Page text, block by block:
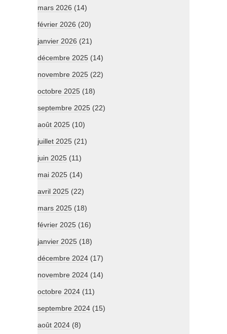
mars 2026 (14)
février 2026 (20)
janvier 2026 (21)
décembre 2025 (14)
novembre 2025 (22)
octobre 2025 (18)
septembre 2025 (22)
août 2025 (10)
juillet 2025 (21)
juin 2025 (11)
mai 2025 (14)
avril 2025 (22)
mars 2025 (18)
février 2025 (16)
janvier 2025 (18)
décembre 2024 (17)
novembre 2024 (14)
octobre 2024 (11)
septembre 2024 (15)
août 2024 (8)